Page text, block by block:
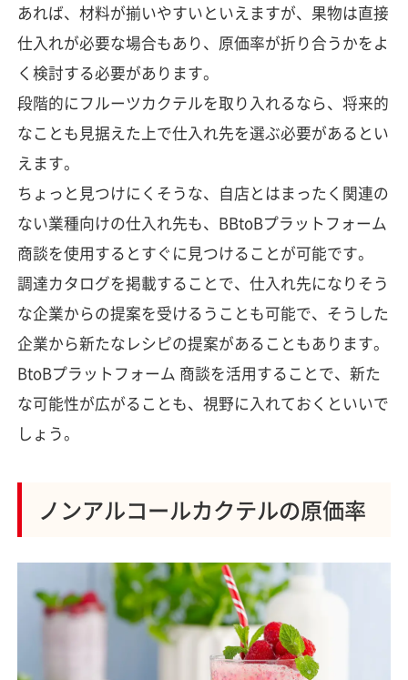
あれば、材料が揃いやすいといえますが、果物は直接
仕入れが必要な場合もあり、原価率が折り合うかをよ
く検討する必要があります。
段階的にフルーツカクテルを取り入れるなら、将来的
なことも見据えた上で仕入れ先を選ぶ必要があるとい
えます。
ちょっと見つけにくそうな、自店とはまったく関連の
ない業種向けの仕入れ先も、BBtoBプラットフォーム
商談を使用するとすぐに見つけることが可能です。
調達カタログを掲載することで、仕入れ先になりそう
な企業からの提案を受けるうことも可能で、そうした
企業から新たなレシピの提案があることもあります。
BtoBプラットフォーム 商談を活用することで、新た
な可能性が広がることも、視野に入れておくといいで
しょう。
ノンアルコールカクテルの原価率